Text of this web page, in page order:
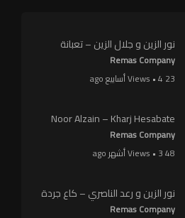
نور الزين و جلال الزين – تعبانة
Remas Company
23 Views • 4 أسابيع ago
Noor Alzain – Kharj Hesabate
Remas Company
48 Views • 3 أشهر ago
نور الزين و رعد الناصري – كاع جردة
Remas Company